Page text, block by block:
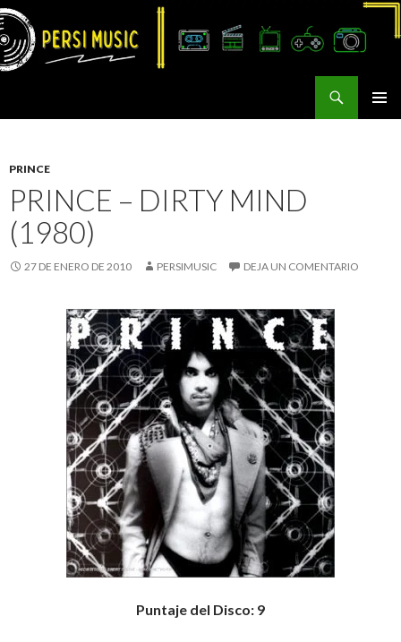
PRINCE
PRINCE – DIRTY MIND
(1980)
27 DE ENERO DE 2010 PERSIMUSIC DEJA UN COMENTARIO
Puntaje del Disco: 9